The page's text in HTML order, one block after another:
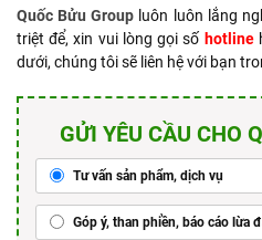
Quốc Bửu Group luôn luôn lắng
triệt để, xin vui lòng gọi số hotline
dưới, chúng tôi sẽ liên hệ với bạn
GỬI YÊU CẦU CHO
Tư vấn sản phẩm, dịch vụ
Góp ý, than phiền, báo cáo lừa